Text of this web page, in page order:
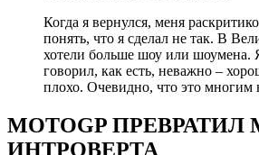
Когда я вернулся, меня
понять, что я сделал не так. В
хотели больше шоу или шоумена.
говорил, как есть, неважно –
плохо. Очевидно, что это многим
МOTOGP ПРЕВРАТИЛ
ИНТРОВЕРТА